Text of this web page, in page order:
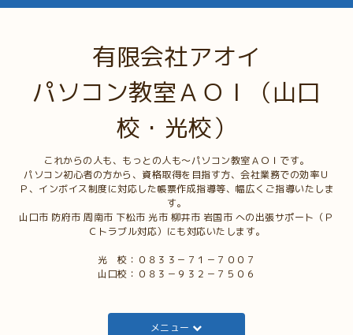
有限会社アオイ
パソコン教室ＡＯＩ（山口
校・光校）
これからの人も、もっとの人も～パソコン教室ＡＯＩです。
パソコン初心者の方から、資格取得を目指す方、会社業務での効率Ｕ
Ｐ、インボイス制度に対応した帳票作成指導等、幅広くご指導いたしま
す。
山口市 防府市 周南市 下松市 光市 柳井市 岩国市 への出張サポート（Ｐ
Ｃトラブル対応）にも対応いたします。
光 校：０８３３－７１－７００７
山口校：０８３－９３２－７５０６
メニュー